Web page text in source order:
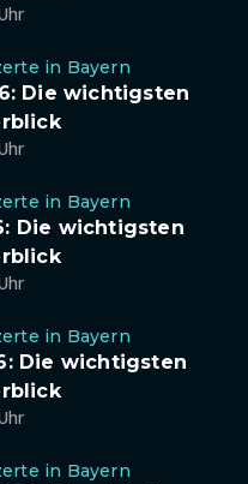
in Bayern
Die wichtigsten
in Bayern
Die wichtigsten
in Bayern
Die wichtigsten
in Bayern